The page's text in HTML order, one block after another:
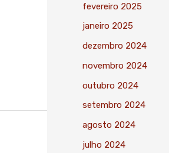
fevereiro 2025
janeiro 2025
dezembro 2024
novembro 2024
outubro 2024
setembro 2024
agosto 2024
julho 2024